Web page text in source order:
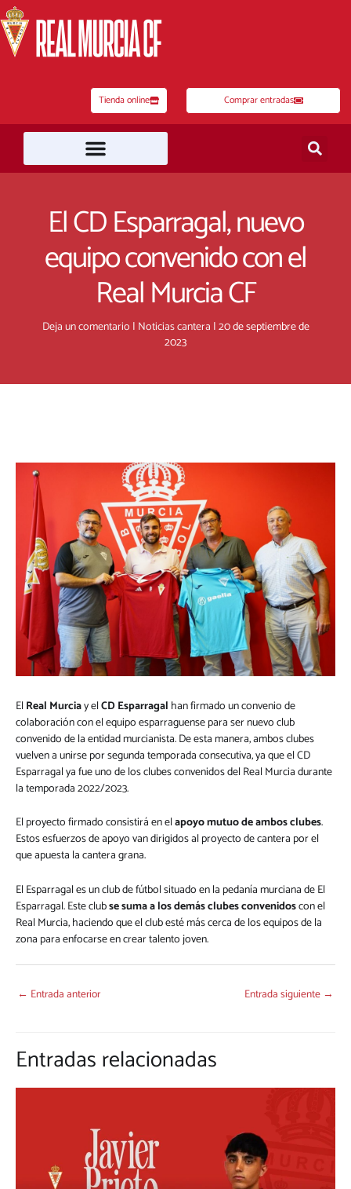
al
contenido
Tienda online Comprar entradas
El CD Esparragal, nuevo
equipo convenido con el
Real Murcia CF
Deja un comentario | Noticias cantera |20 de septiembre de
2023
ElReal Murciay elCD Esparragal han firmado un convenio de
colaboración con el equipo esparraguense para ser nuevo club
convenido de la entidad murcianista. De esta manera, ambos clubes
vuelven a unirse por segunda temporada consecutiva, ya que el CD
Esparragal ya fue uno de los clubes convenidos del Real Murcia durante
la temporada 2022/2023.
El proyecto firmado consistirá en elapoyo mutuo de ambos clubes.
Estos esfuerzos de apoyo van dirigidos al proyecto de cantera por el
que apuesta la cantera grana.
El Esparragal es un club de fútbol situado en la pedanía murciana de El
Esparragal. Este clubse suma a los demás clubes convenidoscon el
Real Murcia, haciendo que el club esté más cerca de los equipos de la
zona para enfocarse en crear talento joven.
← Entrada anterior Entrada siguiente →
Entradas relacionadas